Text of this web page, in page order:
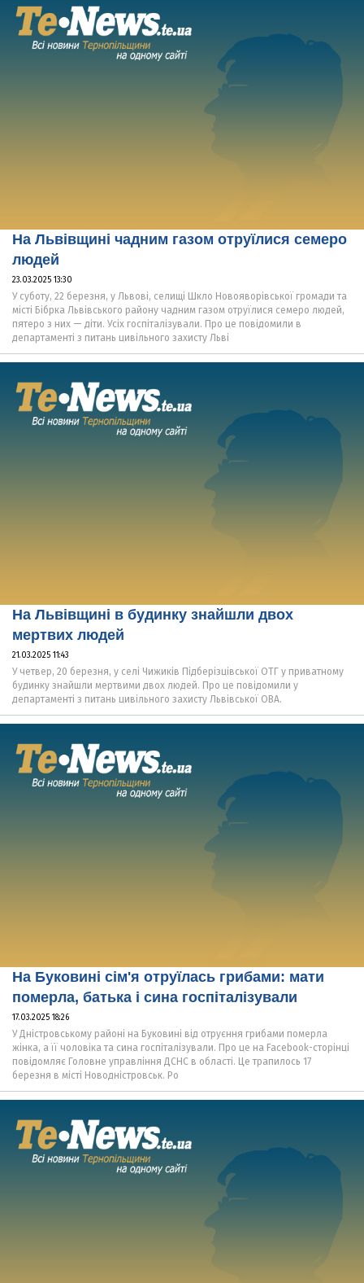
На Львівщині чадним газом отруїлися семеро
людей
23.03.2025 13:30
У суботу, 22 березня, у Львові, селищі Шкло Новояворівської громади та
місті Бібрка Львівського району чадним газом отруїлися семеро людей,
пятеро з них — діти. Усіх госпіталізували. Про це повідомили в
департаменті з питань цивільного захисту Льві
На Львівщині в будинку знайшли двох
мертвих людей
21.03.2025 11:43
У четвер, 20 березня, у селі Чижиків Підберізцівської ОТГ у приватному
будинку знайшли мертвими двох людей. Про це повідомили у
департаменті з питань цивільного захисту Львівської ОВА.
На Буковині сім'я отруїлась грибами: мати
померла, батька і сина госпіталізували
17.03.2025 18:26
У Дністровському районі на Буковині від отруєння грибами померла
жінка, а її чоловіка та сина госпіталізували. Про це на Facebook-сторінці
повідомляє Головне управління ДСНС в області. Це трапилось 17
березня в місті Новодністровськ. Ро